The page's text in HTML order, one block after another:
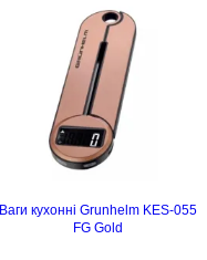
Ваги кухонні Grunhelm KES-055
FG Gold